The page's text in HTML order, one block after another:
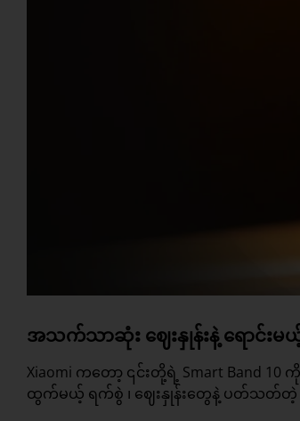
အသက်သာဆုံး ဈေးနှုန်းနဲ့ ရောင်းမယ့်
Xiaomi ကတော့ ၎င်းတို့ရဲ့ Smart Band 10
ထွက်မယ့် ရက်စွဲ ၊ ဈေးနှုန်းတွေနဲ့ ပတ်သတ်တဲ့